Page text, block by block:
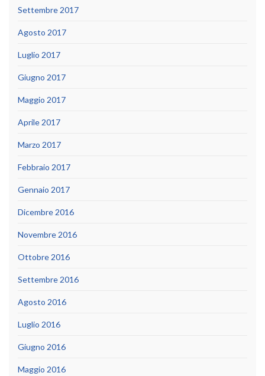
Settembre 2017
Agosto 2017
Luglio 2017
Giugno 2017
Maggio 2017
Aprile 2017
Marzo 2017
Febbraio 2017
Gennaio 2017
Dicembre 2016
Novembre 2016
Ottobre 2016
Settembre 2016
Agosto 2016
Luglio 2016
Giugno 2016
Maggio 2016